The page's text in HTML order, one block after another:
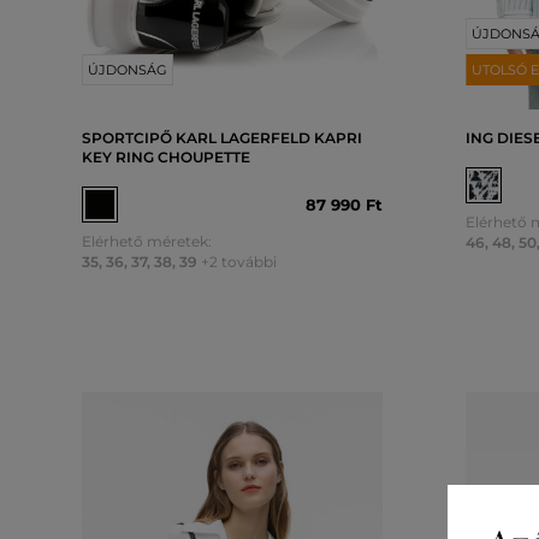
ÚJDONSÁG
SPORTCIPŐ KARL LAGERFELD KAPRI
KEY RING CHOUPETTE
87 990 Ft
Elérhető méretek:
35, 36, 37, 38, 39 +2 további
UTOLSÓ
ING
Elérhető
46, 48, 50,